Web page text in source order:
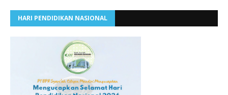
HARI PENDIDIKAN NASIONAL